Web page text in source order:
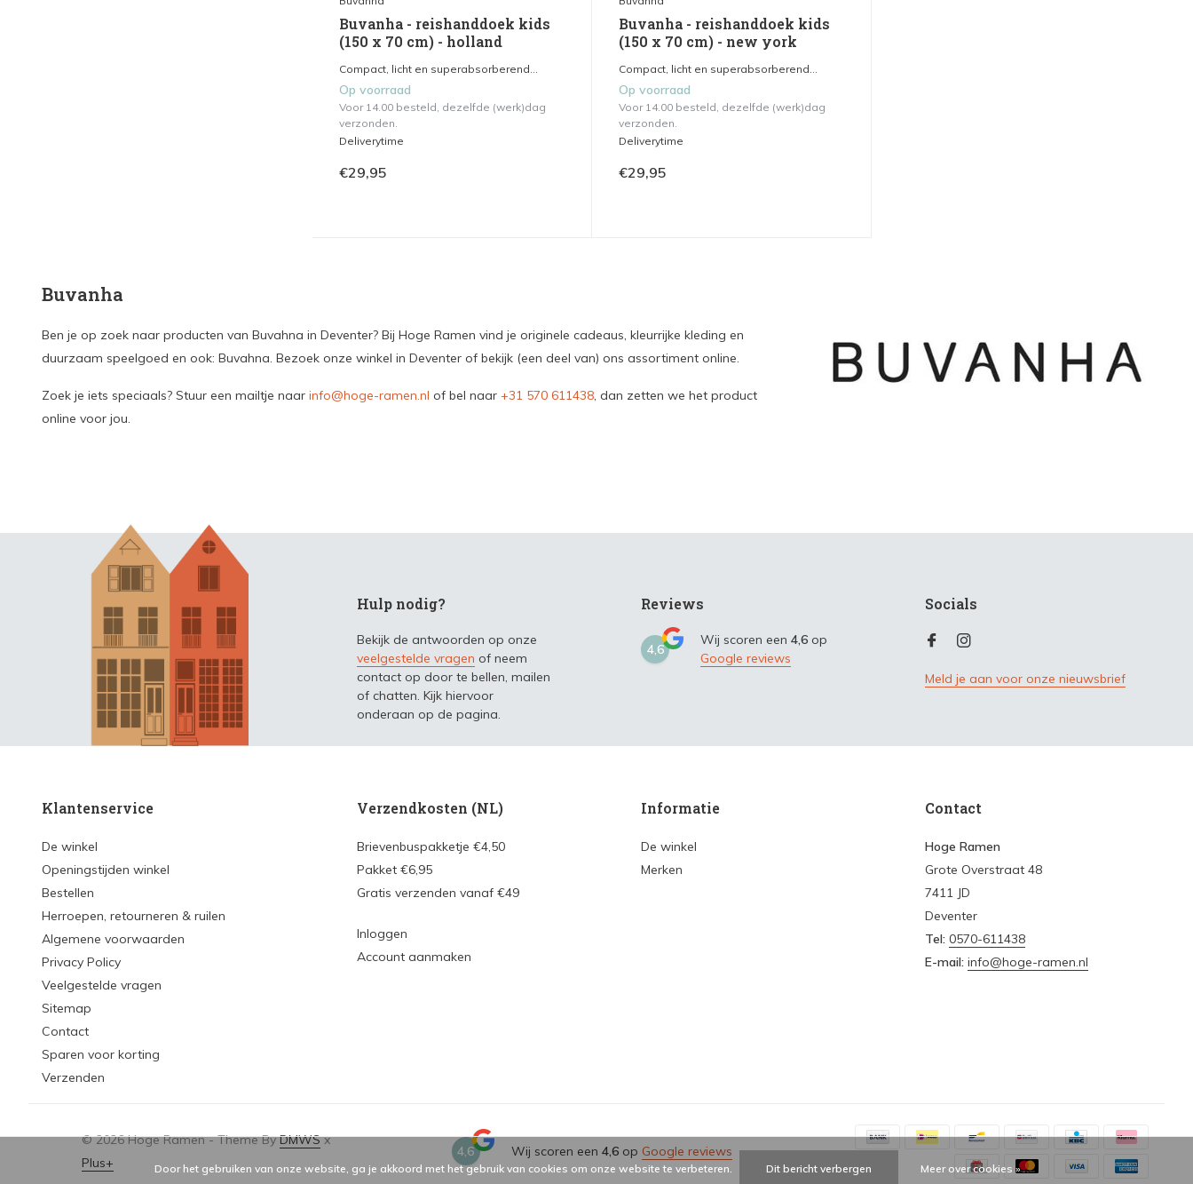
Buvanha - reishanddoek kids
(150 x 70 cm) - holland
Compact, licht en superabsorberend...
Op voorraad
Voor 14.00 besteld, dezelfde (werk)dag
verzonden.
Deliverytime
€29,95
Buvanha - reishanddoek kids
(150 x 70 cm) - new york
Compact, licht en superabsorberend...
Op voorraad
Voor 14.00 besteld, dezelfde (werk)dag
verzonden.
Deliverytime
€29,95
Buvanha
Ben je op zoek naar producten van Buvahna in Deventer? Bij Hoge Ramen vind je originele cadeaus, kleurrijke kleding en
duurzaam speelgoed en ook: Buvahna. Bezoek onze winkel in Deventer of bekijk (een deel van) ons assortiment online.
Zoek je iets speciaals? Stuur een mailtje naar info@hoge-ramen.nl of bel naar +31 570 611438 , dan zetten we het product
online voor jou.
Hulp nodig?
Bekijk de antwoorden op onze
veelgestelde vragen of neem
contact op door te bellen, mailen
of chatten. Kijk hiervoor
onderaan op de pagina.
Reviews
4,6
Wij scoren een 4,6 op
Google reviews
Socials
Meld je aan voor onze nieuwsbrief
Klantenservice
De winkel
Openingstijden winkel
Bestellen
Herroepen, retourneren & ruilen
Algemene voorwaarden
Privacy Policy
Veelgestelde vragen
Sitemap
Contact
Sparen voor korting
Verzenden
Verzendkosten (NL)
Brievenbuspakketje €4,50
Pakket €6,95
Gratis verzenden vanaf €49
Inloggen
Account aanmaken
Informatie
De winkel
Merken
Contact
Hoge Ramen
Grote Overstraat 48
7411 JD
Deventer
Tel: 0570-611438
E-mail: info@hoge-ramen.nl
© 2026 Hoge Ramen - Theme ByDMWSx
Plus+
4,6 Wij scoren een 4,6op Google reviews
Door het gebruiken van onze website, ga je akkoord met het gebruik van cookies om onze website te verbeteren. Dit bericht verbergen Meer over cookies »